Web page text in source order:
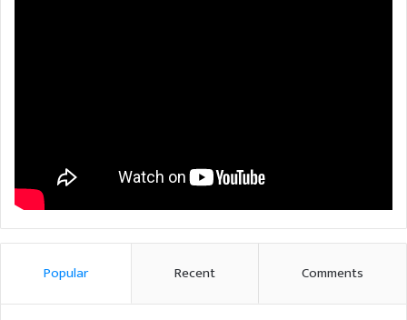
Popular Recent Comments